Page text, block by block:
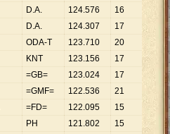
D.A. 124.576 16 . 786
D.A. 124.307 17
312
ODA-T 123.710 20 . 186
KNT 123.156 17 7
=GB= 123.024 17 7
237
=GMF= 122.536 21
835
=FD= 122.095 15 .
140
PH 121.802 15 8
120